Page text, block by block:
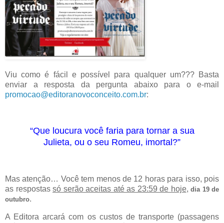
Viu como é fácil e possível para qualquer um??? Basta
enviar a resposta da pergunta abaixo para o e-mail
promocao@editoranovoconceito.com.br:
“Que loucura você faria para tornar a sua
Julieta, ou o seu Romeu, imortal?”
Mas atenção… Você tem menos de 12 horas para isso, pois
as respostas só serão aceitas até as 23:59 de hoje, dia 19 de
outubro.
A Editora arcará com os custos de transporte (passagens